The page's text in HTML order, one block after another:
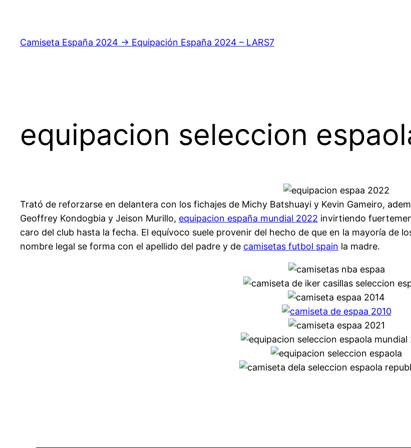
contenido
Camiseta España 2024 → Equipación España 2024 – LARS7
equipacion seleccion
Trató de reforzarse en delantera con los fichajes de Michy Batshuayi y Kevin Gameiro,
Geoffrey Kondogbia y Jeison Murillo, equipacion españa mundial 2022 invirtiendo
caro del club hasta la fecha. El equívoco suele provenir del hecho de que en la mayoría de
nombre legal se forma con el apellido del padre y de camisetas futbol spain la madre.